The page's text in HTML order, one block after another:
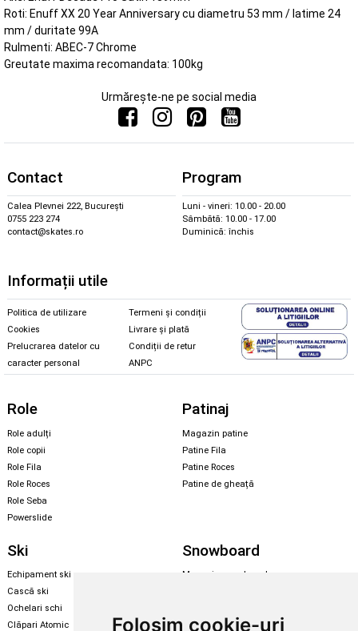
Folosim cookie-uri
Roti: Enuff XX 20 Year Anniversary cu diametru 53 mm / latime 24
mm / duritate 99A
Rulmenti: ABEC-7 Chrome
Greutate maxima recomandata: 100kg
Urmărește-ne pe social media
Contact
Calea Plevnei 222, București
0755 223 274
contact@skates.ro
Program
Luni - vineri: 10.00 - 20.00
Sâmbătă: 10.00 - 17.00
Duminică: închis
Informații utile
Politica de utilizare
Cookies
Prelucrarea datelor cu
caracter personal
Termeni și condiții
Livrare și plată
Condiții de retur
ANPC
Role
Role adulți
Role copii
Role Fila
Role Roces
Role Seba
Powerslide
Patinaj
Magazin patine
Patine Fila
Patine Roces
Patine de gheață
Ski
Echipament ski
Cască ski
Ochelari schi
Clăpari Atomic
Snowboard
Magazin snowboard